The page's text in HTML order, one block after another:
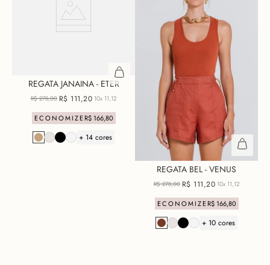
REGATA JANAINA - ETER
R$ 278,00 R$ 111,20 10x 11,12
ECONOMIZER$ 166,80
+ 14 cores
REGATA BEL - VENUS
R$ 278,00 R$ 111,20 10x 11,12
ECONOMIZER$ 166,80
+ 10 cores